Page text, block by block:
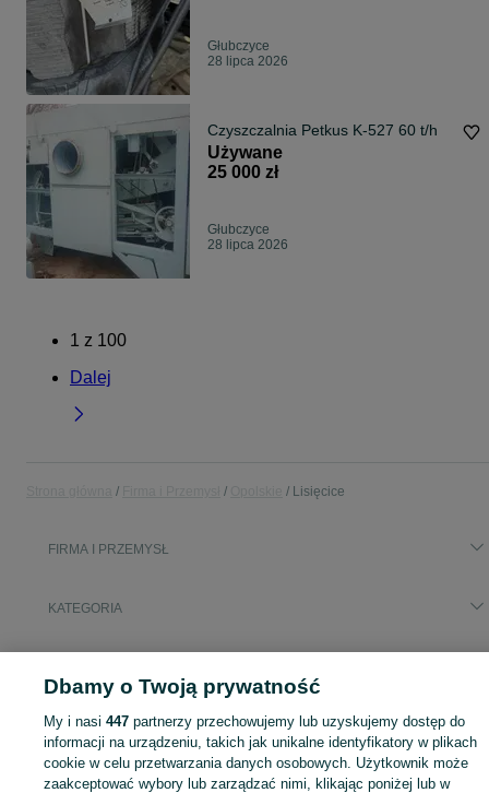
Głubczyce
28 lipca 2026
Czyszczalnia Petkus K-527 60 t/h
Używane
25 000 zł
Głubczyce
28 lipca 2026
1 z 100
Dalej
Lisięcice
FIRMA I PRZEMYSŁ
KATEGORIA
Mapa kategorii
Mapa miejscowości
Mapa ministron
Dbamy o Twoją prywatność
My i nasi447 partnerzy przechowujemy lub uzyskujemy dostęp do
informacji na urządzeniu, takich jak unikalne identyfikatory w plikach
cookie w celu przetwarzania danych osobowych. Użytkownik może
zaakceptować wybory lub zarządzać nimi, klikając poniżej lub w